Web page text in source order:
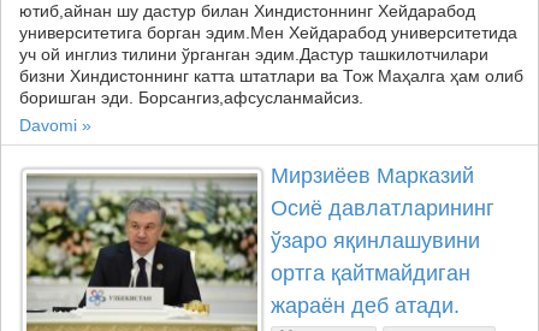
ютиб,айнан шу дастур билан Хиндистоннинг Хейдарабод
университетига борган эдим.Мен Хейдарабод университетида
уч ой инглиз тилини ўрганган эдим.Дастур ташкилотчилари
бизни Хиндистоннинг катта штатлари ва Тож Маҳалга ҳам олиб
боришган эди. Борсангиз,афсусланмайсиз.
Davomi »
Мирзиёев Марказий
Осиё давлатларининг
ўзаро яқинлашувини
ортга қайтмайдиган
жараён деб атади.